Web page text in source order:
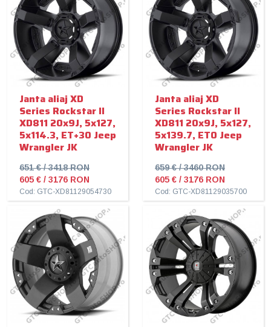
Janta aliaj XD
Series Rockstar II
XD811 20x9J, 5x127,
5x114.3, ET+30 Jeep
Wrangler JK
651 € / 3418 RON
605 € / 3176 RON
Cod: GTC-XD81129054730
Janta aliaj XD
Series Rockstar II
XD811 20x9J, 5x127,
5x139.7, ET0 Jeep
Wrangler JK
659 € / 3460 RON
605 € / 3176 RON
Cod: GTC-XD81129035700